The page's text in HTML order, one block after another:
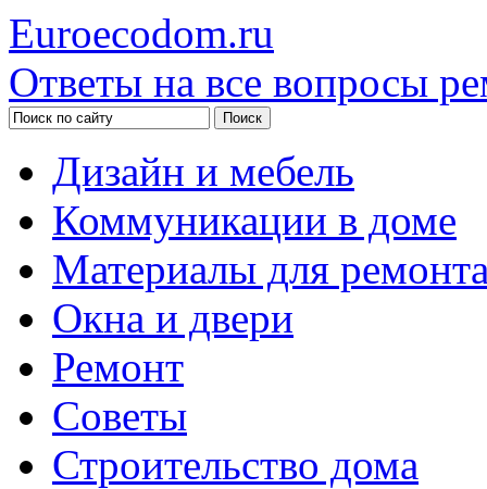
Euroecodom.ru
Ответы на все вопросы
Дизайн и мебель
Коммуникации в доме
Материалы для
Окна и двери
Ремонт
Советы
Строительство дома